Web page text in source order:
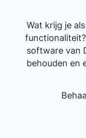
Wat krijg je
software van
behouden en